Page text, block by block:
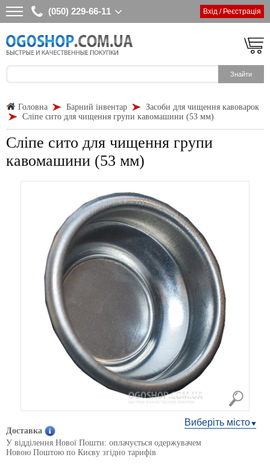
(050) 229-66-11 Вхід / Реєстрація
Головна Барний інвентар
Засоби для чищення кавоварок
Сліпе сито для чищення групи кавомашини (53 мм)
Сліпе сито для чищення групи
кавомашини (53 мм)
Виберіть місто
Доставка
У відділення Нової Пошти: оплачується одержувачем
Новою Поштою по Києву згідно тарифів